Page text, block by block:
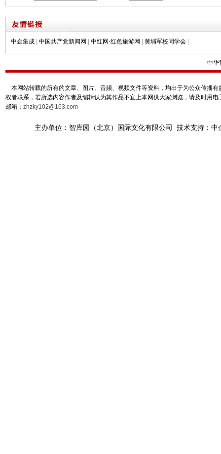
中企集成 中国共产党新闻网 中红网-红色旅游网 黄埔军校同学会
中华
本网站转载的所有的文章、图片、音频、视频文件等资料，均出于为公众传播
权者联系，若所选内容作者及编辑认为其作品不宜上本网供大家浏览，请及时用
邮箱： zhzky102@163.com
主办单位：智库园（北京）国际文化有限公司 技术支持：